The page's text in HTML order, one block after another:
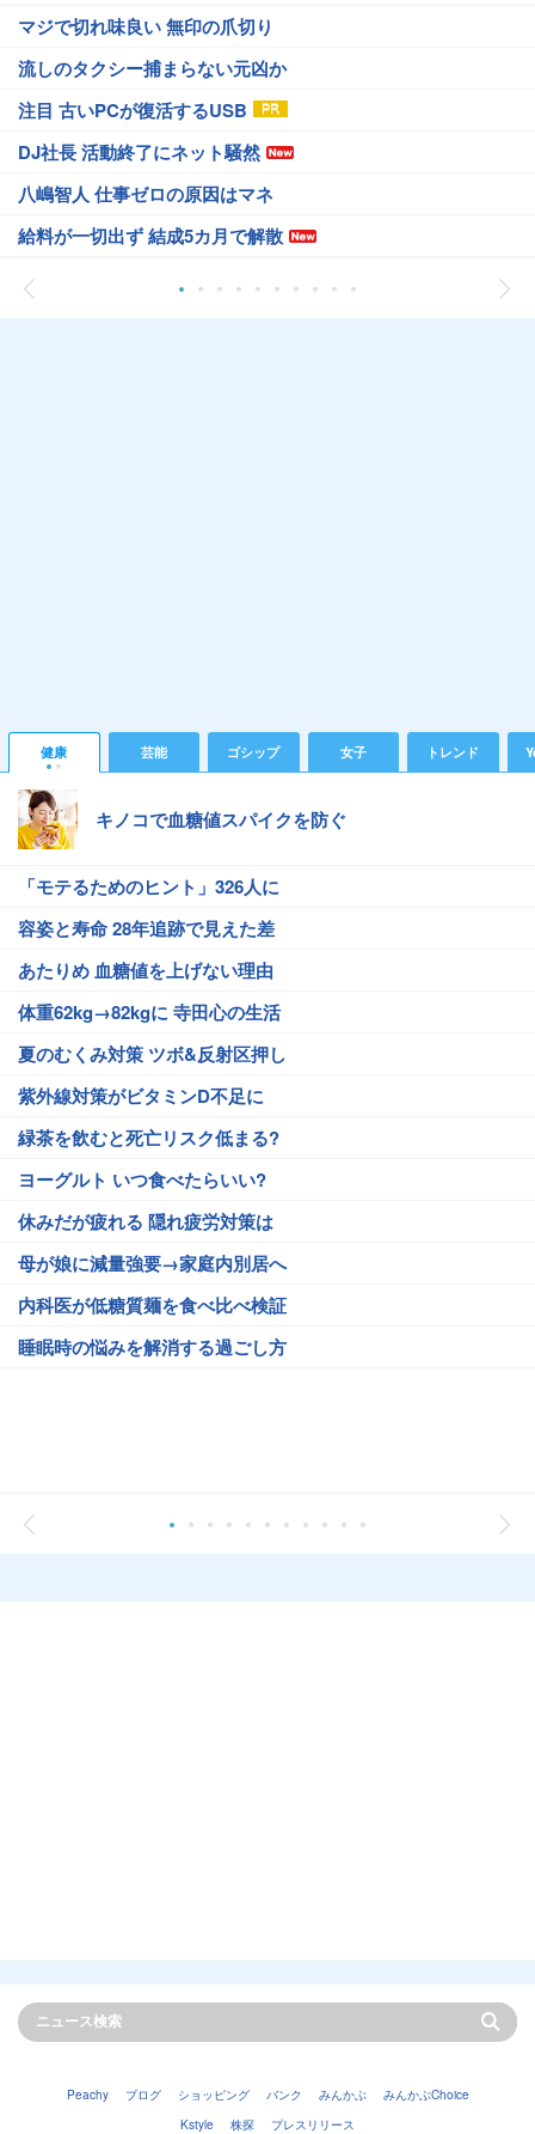
マジで切れ味良い 無印の爪切り
流しのタクシー捕まらない元凶か
注目 古いPCが復活するUSB
DJ社長 活動終了にネット騒然
八嶋智人 仕事ゼロの原因はマネ
給料が一切出ず 結成5カ月で解散
健康 芸能 ゴシップ 女子 トレンド
キノコで血糖値スパイクを防ぐ
「モテるためのヒント」326人に
容姿と寿命 28年追跡で見えた差
あたりめ 血糖値を上げない理由
体重62kg→82kgに 寺田心の生活
夏のむくみ対策 ツボ&反射区押し
紫外線対策がビタミンD不足に
緑茶を飲むと死亡リスク低まる?
ヨーグルト いつ食べたらいい?
休みだが疲れる 隠れ疲労対策は
母が娘に減量強要→家庭内別居へ
内科医が低糖質麺を食べ比べ検証
睡眠時の悩みを解消する過ごし方
Peachy ブログ ショッピング バンク みんかぶ
みんかぶChoice
Kstyle
株探 プレスリリース